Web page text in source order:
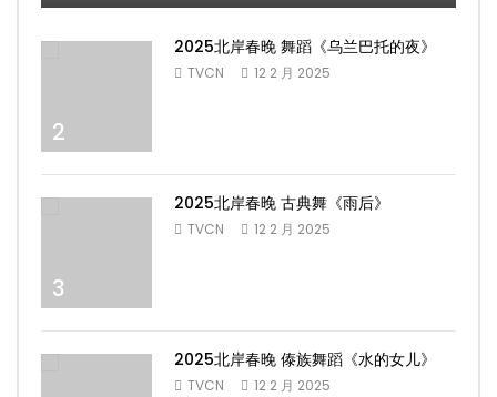
2
2025北岸春晚 舞蹈《乌兰巴托的夜》
TVCN 12 2 月 2025
3
2025北岸春晚 古典舞《雨后》
TVCN 12 2 月 2025
2025北岸春晚 傣族舞蹈《水的女儿》
TVCN 12 2 月 2025